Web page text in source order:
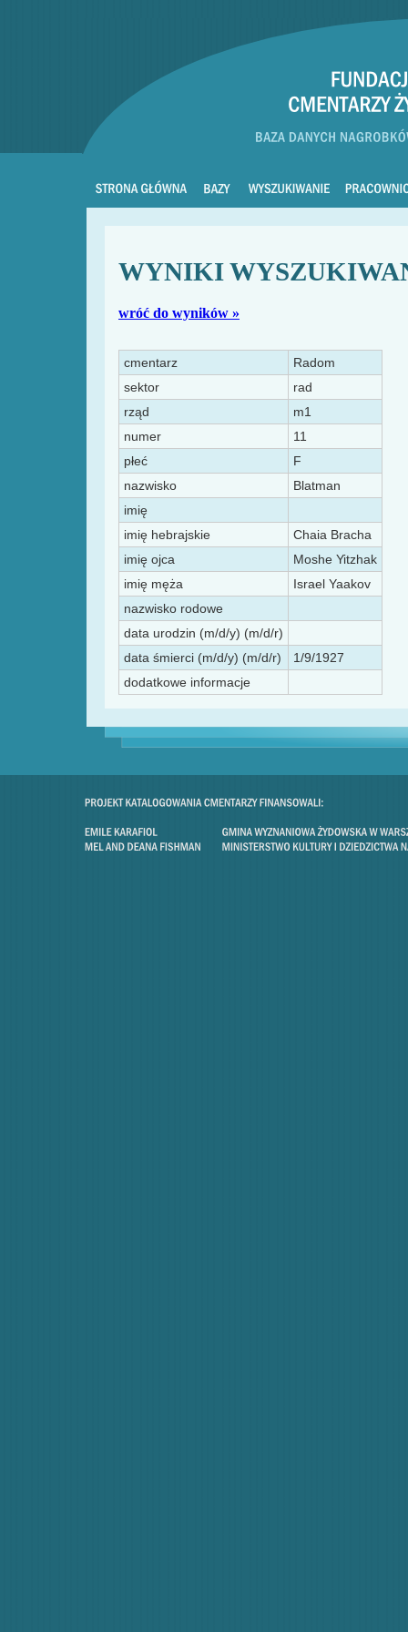
WYNIKI
wróć do wyników »
cmentarz
Radom
sektor
rad
rząd
m1
numer
11
płeć
F
nazwisko
Blatman
imię
imię hebrajskie
Chaia Bracha
imię ojca
Moshe Yitzhak
imię męża
Israel Yaakov
nazwisko rodowe
data urodzin (m/d/y) (m/d/r)
data śmierci (m/d/y) (m/d/r)
1/9/1927
dodatkowe informacje